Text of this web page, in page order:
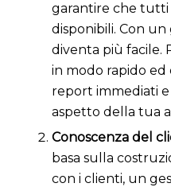
garantire che tutti
disponibili. Con
diventa più facile.
in modo rapido
report immediati
aspetto della tua
Conoscenza del
basa sulla
con i clienti, un